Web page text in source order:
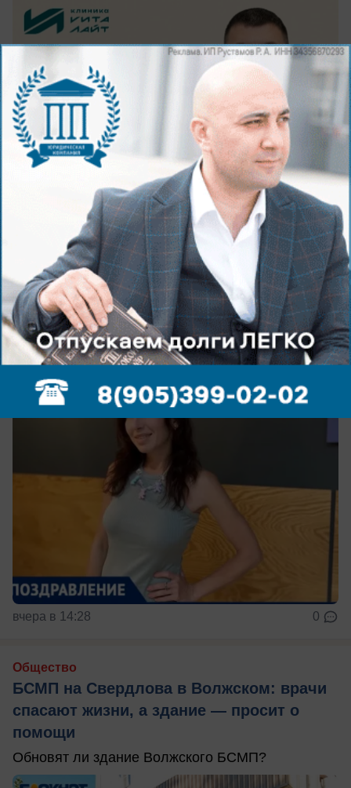
вчера в 15:00 0
Поздравления
Поздравляем Руслану Краснову с Днем
Рождения!
вчера в 14:28 0
Общество
БСМП на Свердлова в Волжском: врачи
спасают жизни, а здание — просит о
помощи
Обновят ли здание Волжского БСМП?